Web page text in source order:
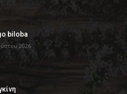
biloba
2026